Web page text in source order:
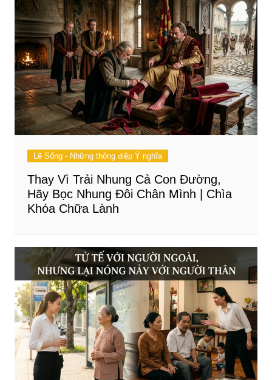
Lẽ Sống - Những thông điệp Ý nghĩa
Thay Vì Trải Nhung Cả Con Đường,
Hãy Bọc Nhung Đôi Chân Mình | Chìa
Khóa Chữa Lành